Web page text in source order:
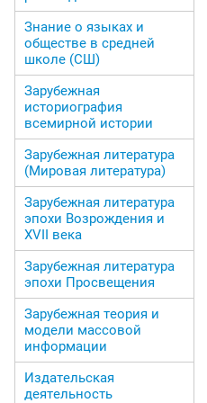
Знание о языках и
обществе в средней
школе (СШ)
Зарубежная
историография
всемирной истории
Зарубежная литература
(Мировая литература)
Зарубежная литература
эпохи Возрождения и
ХVII века
Зарубежная литература
эпохи Просвещения
Зарубежная теория и
модели массовой
информации
Издательская
деятельность